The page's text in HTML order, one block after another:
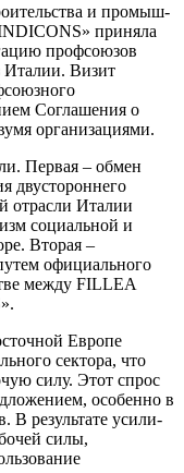
и промыш­
приняла
профсоюзов
Италии. Визит
Соглашения о
организациями.
Первая – обмен
двустороннего
отрасли Италии
социальной и
Вторая –
официального
между FILLEA
Европе
сектора, что
силу. Этот спрос
осо­бенно в
В результате усили­
силы,